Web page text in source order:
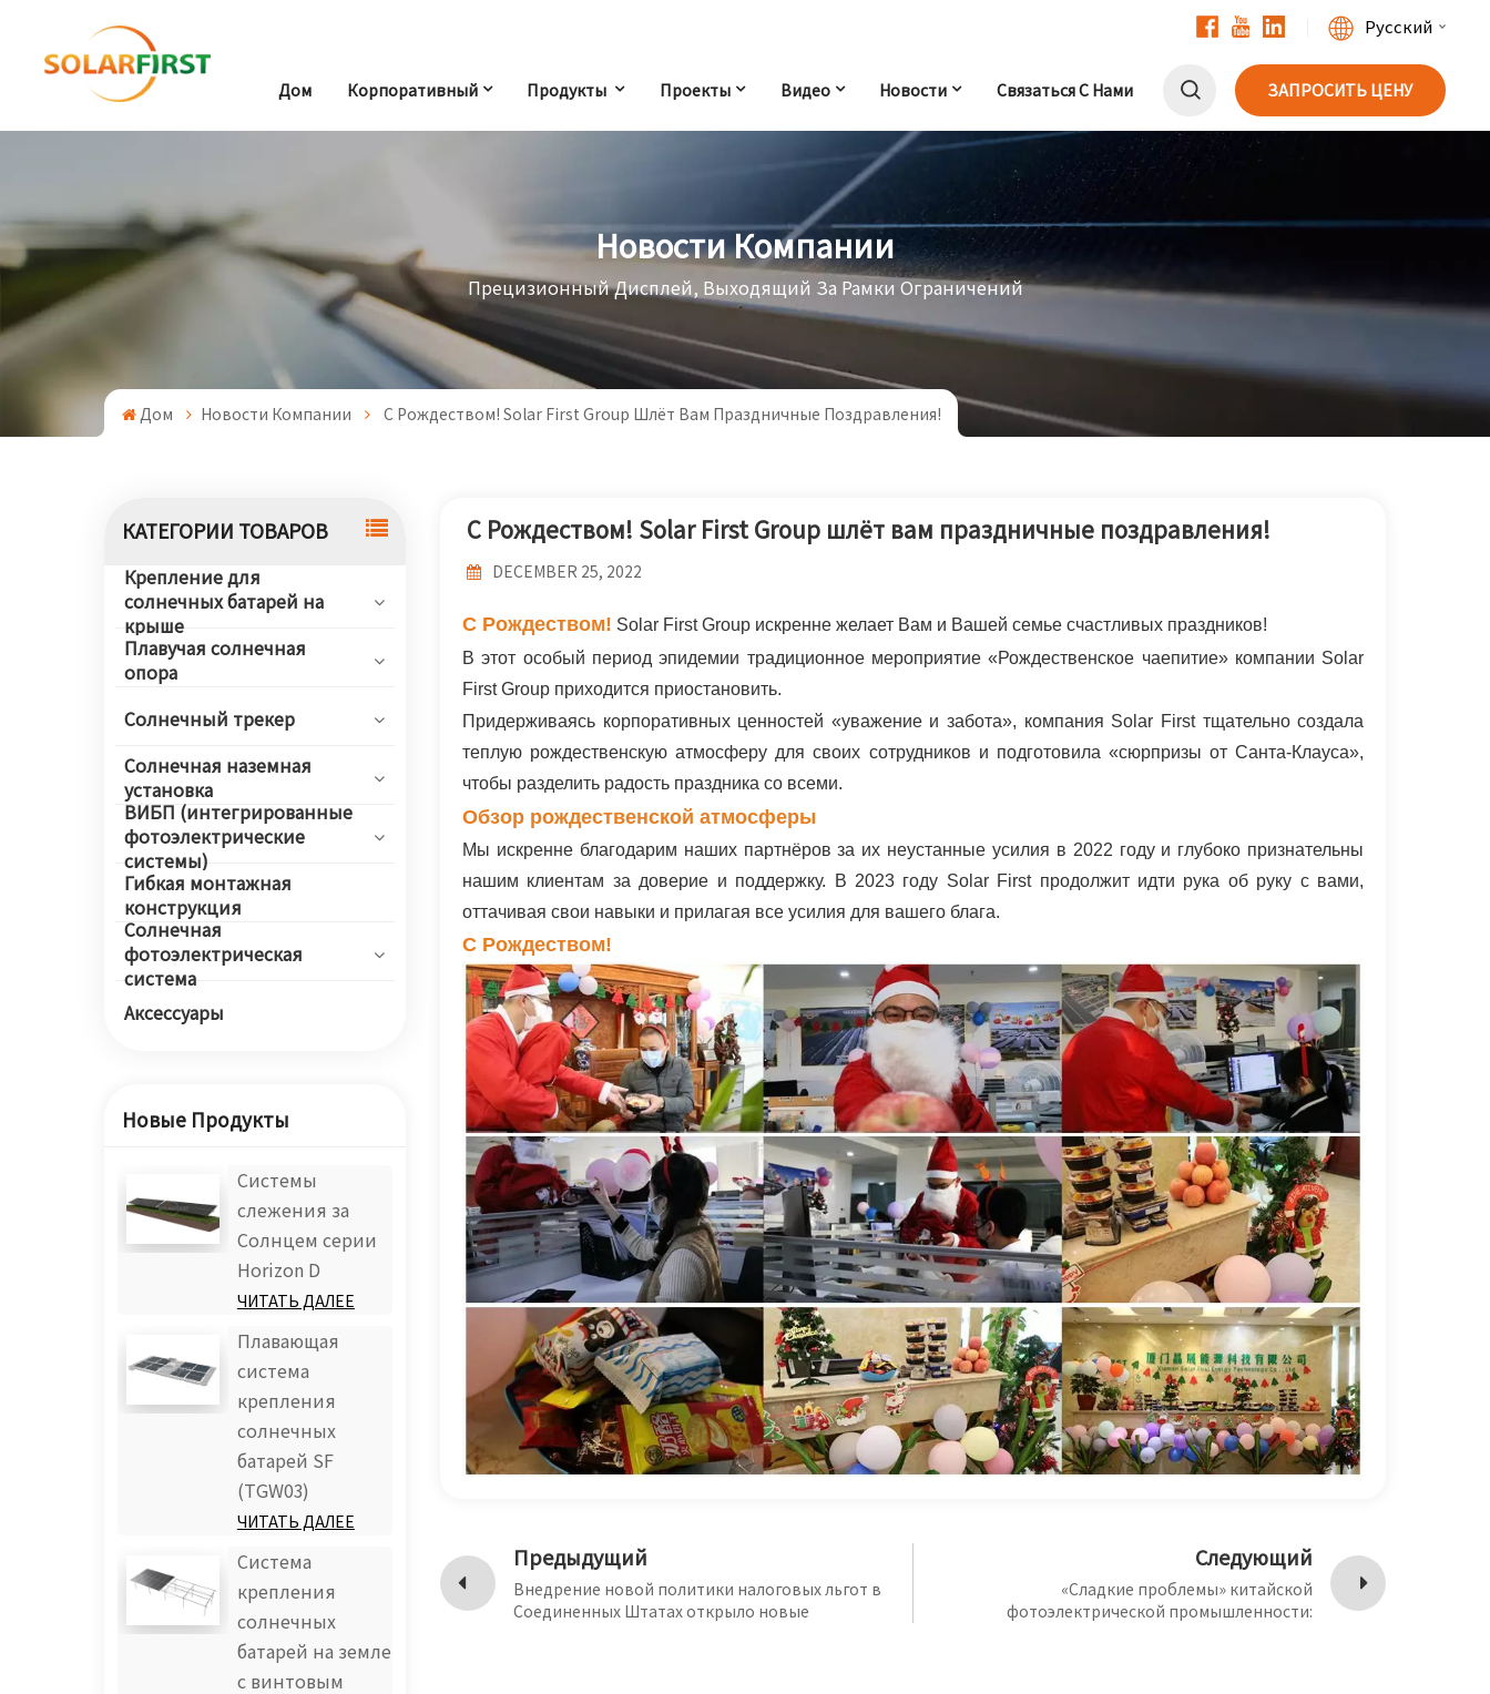
Русский
Deutsch
Español
Дом Корпоративный Продукты Проекты Видео Новости Связаться С Нами ЗАПРОСИТЬ ЦЕНУ
Новости Компании
Прецизионный Дисплей, Выходящий За Рамки Ограничений
Дом Новости Компании С Рождеством! Solar First Group Шлёт Вам Праздничные Поздравления!
КАТЕГОРИИ ТОВАРОВ
Крепление для
солнечных батарей на
крыше
Плавучая солнечная
опора
Солнечный трекер
Солнечная наземная
установка
ВИБП (интегрированные
фотоэлектрические
системы)
Гибкая монтажная
конструкция
Солнечная
фотоэлектрическая
система
Аксессуары
Новые Продукты
Системы
слежения за
Солнцем серии
Horizon D
ЧИТАТЬ ДАЛЕЕ
Плавающая
система
крепления
солнечных
батарей SF
(TGW03)
ЧИТАТЬ ДАЛЕЕ
Система
крепления
солнечных
батарей на земле
с винтовым
С Рождеством! Solar First Group шлёт вам праздничные поздравления!
DECEMBER 25, 2022
С Рождеством! Solar First Group искренне желает Вам и Вашей семье счастливых праздников!
В этот особый период эпидемии традиционное мероприятие «Рождественское чаепитие» компании Solar
First Group приходится приостановить.
Придерживаясь корпоративных ценностей «уважение и забота», компания Solar First тщательно создала
теплую рождественскую атмосферу для своих сотрудников и подготовила «сюрпризы от Санта-Клауса»,
чтобы разделить радость праздника со всеми.
Обзор рождественской атмосферы
Мы искренне благодарим наших партнёров за их неустанные усилия в 2022 году и глубоко признательны
нашим клиентам за доверие и поддержку. В 2023 году Solar First продолжит идти рука об руку с вами,
оттачивая свои навыки и прилагая все усилия для вашего блага.
С Рождеством!
Предыдущий
Внедрение новой политики налоговых льгот в
Соединенных Штатах открыло новые
Следующий
«Сладкие проблемы» китайской
фотоэлектрической промышленности: